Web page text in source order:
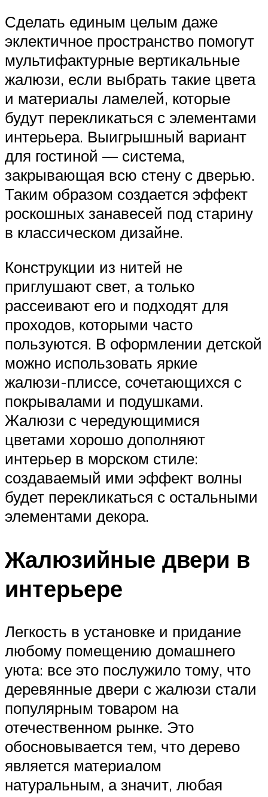
Сделать единым целым даже
эклектичное пространство помогут
мультифактурные вертикальные
жалюзи, если выбрать такие цвета
и материалы ламелей, которые
будут перекликаться с элементами
интерьера. Выигрышный вариант
для гостиной — система,
закрывающая всю стену с дверью.
Таким образом создается эффект
роскошных занавесей под старину
в классическом дизайне.
Конструкции из нитей не
приглушают свет, а только
рассеивают его и подходят для
проходов, которыми часто
пользуются. В оформлении детской
можно использовать яркие
жалюзи-плиссе, сочетающихся с
покрывалами и подушками.
Жалюзи с чередующимися
цветами хорошо дополняют
интерьер в морском стиле:
создаваемый ими эффект волны
будет перекликаться с остальными
элементами декора.
Жалюзийные двери в
интерьере
Легкость в установке и придание
любому помещению домашнего
уюта: все это послужило тому, что
деревянные двери с жалюзи стали
популярным товаром на
отечественном рынке. Это
обосновывается тем, что дерево
является материалом
натуральным, а значит, любая